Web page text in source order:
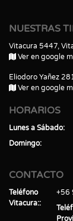
NUESTRAS
Vitacura 5447,
Ver en google
Eliodoro Yañez
Ver en google
HORARIOS
Lunes a Sábado
Domingo
CONTACTO
Teléfono
Vitacura:
+56